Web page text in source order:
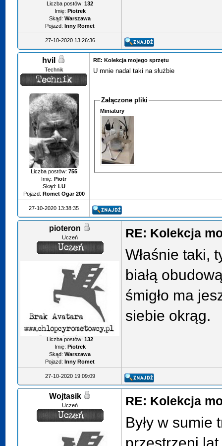
Liczba postów:132
Imię: Piotrek
Skąd: Warszawa
Pojazd: Inny Romet
27-10-2020 13:26:36
hvil
Technik
Liczba postów: 755
Imię: Piotr
Skąd: LU
Pojazd: Romet Ogar 200
RE: Kolekcja mojego sprzętu
U mnie nadal taki na służbie
Załączone pliki
Miniatury
27-10-2020 13:38:35
pioteron
Uczeń
Liczba postów:132
Imię: Piotrek
Skąd: Warszawa
Pojazd: Inny Romet
RE: Kolekcja
Właśnie taki,
białą
śmigło ma
siebie okrąg.
27-10-2020 19:09:09
Wojtasik
Uczeń RE: Kolekcja
Były w sumie